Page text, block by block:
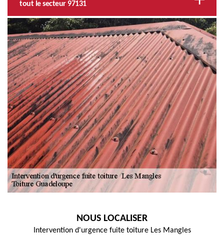
tout le secteur 97131
NOUS LOCALISER
Intervention d'urgence fuite toiture Les Mangles